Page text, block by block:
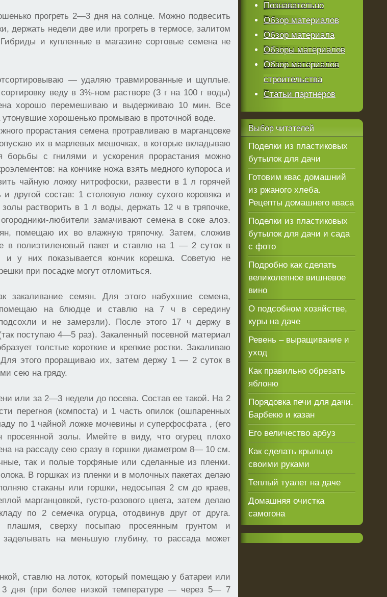
прогреть 2—3 дня на солнце. Можно подвесить
держать недели две или прогреть в термосе, залитом
и купленные в магазине сортовые семена не
— удаляю травмированные и щуплые.
веду в 3%-ном растворе (3 г на 100 г воды)
хорошо перемешиваю и выдерживаю 10 мин. Все
хорошенько промываю в проточной воде.
прорастания семена протравливаю в марганцовке
их в марлевых мешочках, в которые вкладываю
борьбы с гнилями и ускорения прорастания можно
на кончике ножа взять медного купороса и
чайную ложку нитрофоски, развести в 1 л горячей
другой состав: 1 столовую ложку сухого коровяка и
растворить в 1 л воды, держать 12 ч в тряпочке,
любители замачивают семена в соке алоэ.
помещаю их во влажную тряпочку. Затем, сложив
в полиэтиленовый пакет и ставлю на 1 — 2 суток в
у них показывается кончик корешка. Советую не
при посадке могут отломиться.
закаливание семян. Для этого набухшие семена,
помещаю на блюдце и ставлю на 7 ч в середину
и не замерзли). После этого 17 ч держу в
поступаю 4—5 раз). Закаленный посевной материал
толстые короткие и крепкие ростки. Закаливаю
этого проращиваю их, затем держу 1 — 2 суток в
сею на гряду.
или за 2—3 недели до посева. Состав ее такой. На 2
перегноя (компоста) и 1 часть опилок (ошпаренных
по 1 чайной ложке мочевины и суперфосфата , (его
просеянной золы. Имейте в виду, что огурец плохо
на рассаду сею сразу в горшки диаметром 8— 10 см.
так и полые торфяные или сделанные из пленки.
В горшках из пленки и в молочных пакетах делаю
стаканы или горшки, недосыпая 2 см до краев,
марганцовкой, густо-розового цвета, затем делаю
по 2 семечка огурца, отодвинув друг от друга.
плашмя, сверху посыпаю просеянным грунтом и
на меньшую глубину, то рассада может
ставлю на лоток, который помещаю у батареи или
3 дня (при более низкой температуре — через 5— 7
Познавательно
Обзор материалов
Обзор материала
Обзоры материалов
Обзор материалов
строительства
Статьи партнеров
Выборчитателей
Поделки из пластиковых
бутылок для дачи
Готовим квас домашний
из ржаного хлеба.
Рецепты домашнего кваса
Поделки из пластиковых
бутылок для дачи и сада
с фото
Подробно как сделать
великолепное вишневое
вино
О подсобном хозяйстве,
куры на даче
Ревень – выращивание и
уход
Как правильно обрезать
яблоню
Порядовка печи для дачи.
Барбекю и казан
Его величество арбуз
Как сделать крыльцо
своими руками
Теплый туалет на даче
Домашняя очистка
самогона